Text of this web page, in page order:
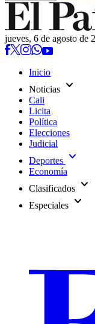
jueves, 6 de agosto de
Inicio
Noticias expand_more
Cali
Licita
Política
Elecciones
Judicial
Deportes expand_more
Economía
Clasificados expand_more
Especiales expand_more